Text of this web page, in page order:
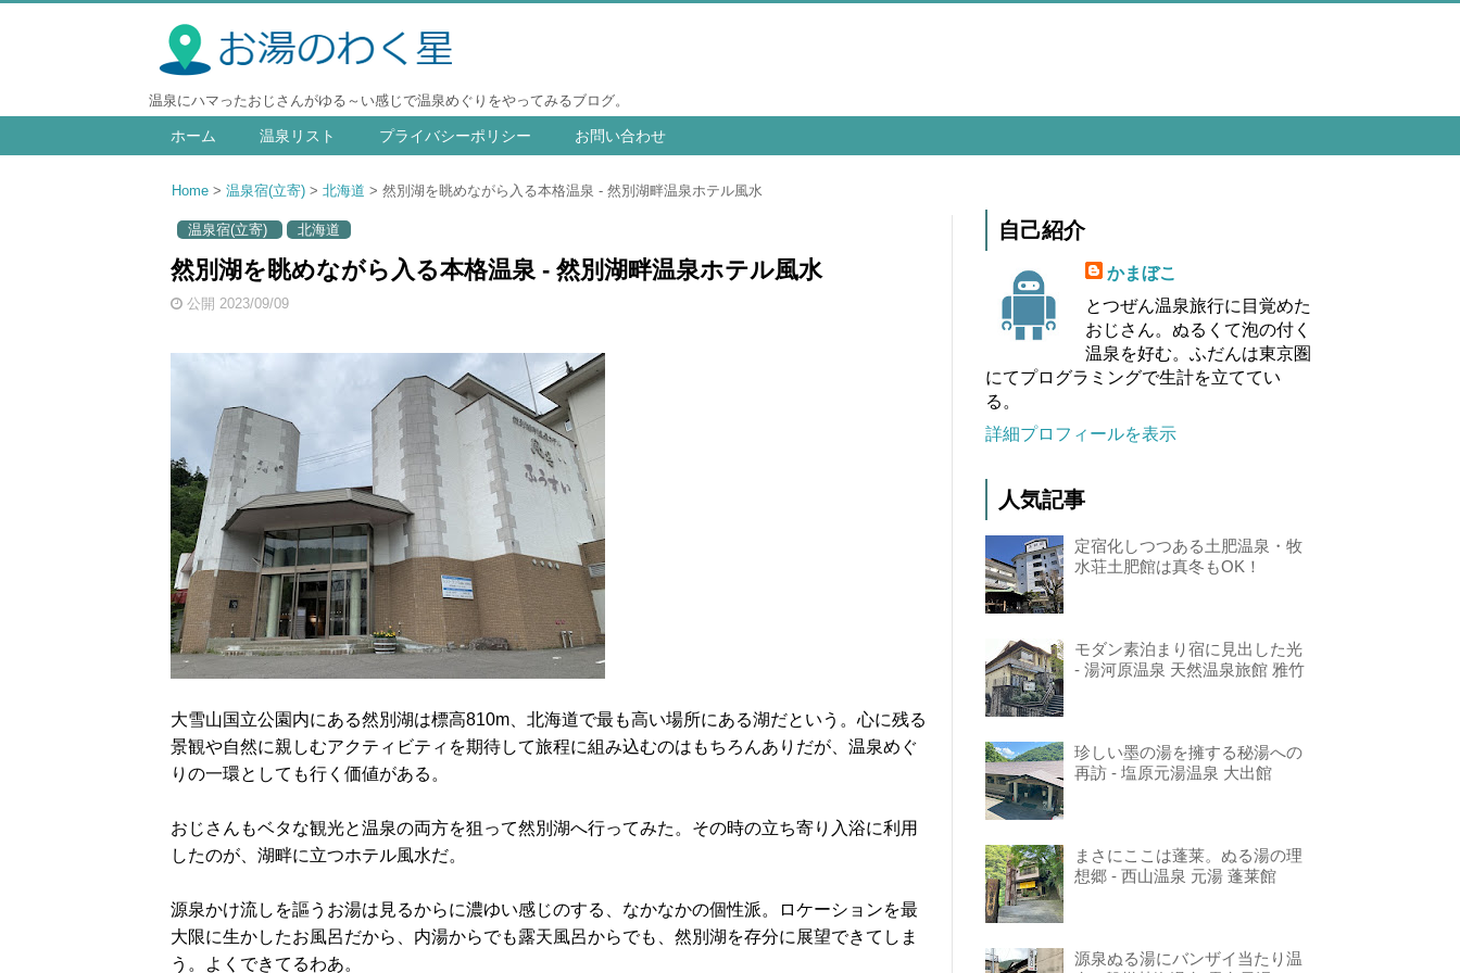
温泉にハマったおじさんがゆる～い感じで温泉めぐりをやってみるブログ。
ホーム 温泉リスト プライバシーポリシー お問い合わせ
Home 温泉宿(立寄) 北海道 然別湖を眺めながら入る本格温泉 - 然別湖畔温泉ホテル風水
温泉宿(立寄) 北海道
然別湖を眺めながら入る本格温泉 - 然別湖畔温泉ホテル風水
公開 2023/09/09
大雪山国立公園内にある然別湖は標高810m、北海道で最も高い場所にある湖だという。心に残る
景観や自然に親しむアクティビティを期待して旅程に組み込むのはもちろんありだが、温泉めぐ
りの一環としても行く価値がある。
おじさんもベタな観光と温泉の両方を狙って然別湖へ行ってみた。その時の立ち寄り入浴に利用
したのが、湖畔に立つホテル風水だ。
源泉かけ流しを謳うお湯は見るからに濃ゆい感じのする、なかなかの個性派。ロケーションを最
大限に生かしたお風呂だから、内湯からでも露天風呂からでも、然別湖を存分に展望できてしま
う。よくできてるわあ。
自己紹介
かまぼこ
とつぜん温泉旅行に目覚めた
おじさん。ぬるくて泡の付く
温泉を好む。ふだんは東京圏
にてプログラミングで生計を立ててい
る。
詳細プロフィールを表示
人気記事
定宿化しつつある土肥温泉・牧
水荘土肥館は真冬もOK！
モダン素泊まり宿に見出した光
- 湯河原温泉 天然温泉旅館 雅竹
珍しい墨の湯を擁する秘湯への
再訪 - 塩原元湯温泉 大出館
まさにここは蓬莱。ぬる湯の理
想郷 - 西山温泉 元湯 蓬莱館
源泉ぬる湯にバンザイ当たり温